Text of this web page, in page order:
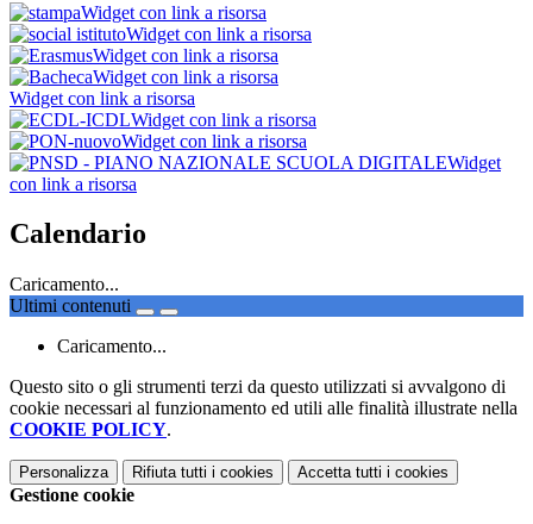
Widget con link a risorsa
Widget con link a risorsa
Widget con link a risorsa
Widget con link a risorsa
Widget con link a risorsa
Widget con link a risorsa
Widget con link a risorsa
Widget
con link a risorsa
Calendario
Caricamento...
Ultimi contenuti
Caricamento...
Questo sito o gli strumenti terzi da questo utilizzati si avvalgono di
cookie necessari al funzionamento ed utili alle finalità illustrate nella
COOKIE POLICY.
Personalizza Rifiuta tutti i cookies Accetta tutti i cookies
Gestione cookie